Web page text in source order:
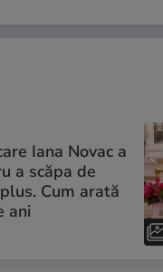
Iana Novac a
a scăpa de
Cum arată
ani